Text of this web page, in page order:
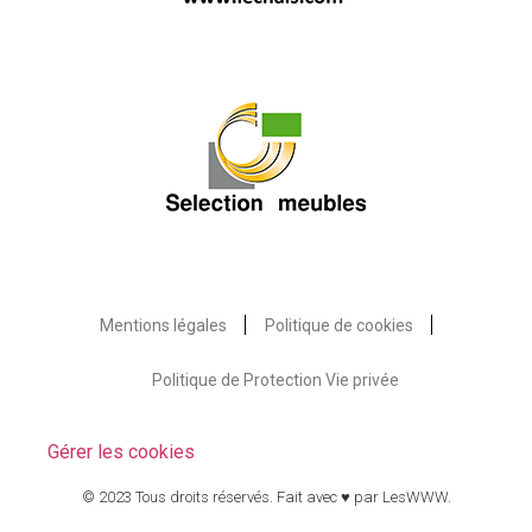
Mentions légales Politique de cookies
Politique de Protection Vie privée
Gérer les cookies
© 2023 Tous droits réservés. Fait avec ♥ par LesWWW.